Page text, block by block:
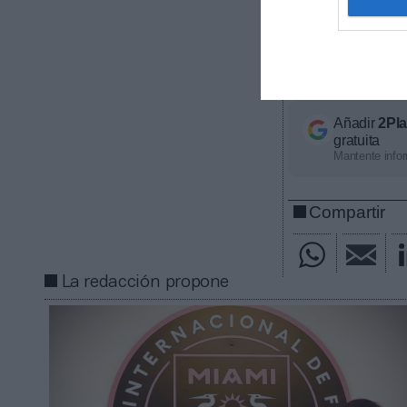
(840 millones
su plantilla de
sostener este
Añadir
gratuita
Mantente
Compartir
La redacción propone